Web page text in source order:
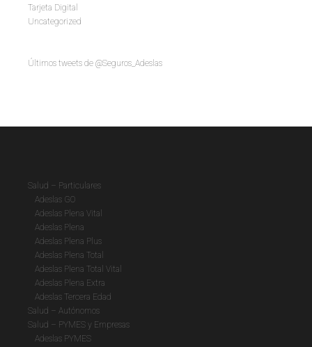
Tarjeta Digital
Uncategorized
Últimos tweets de @Seguros_Adeslas
Salud – Particulares
Adeslas GO
Adeslas Plena Vital
Adeslas Plena
Adeslas Plena Plus
Adeslas Plena Total
Adeslas Plena Total Vital
Adeslas Plena Extra
Adeslas Tercera Edad
Salud – Autónomos
Salud – PYMES y Empresas
Adeslas PYMES